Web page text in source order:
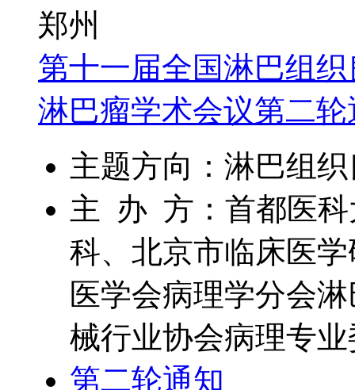
郑州
第十一届全国淋巴组
淋巴瘤学术会议第二轮
主题方向：淋巴组
主 办 方：首都医科
科、北京市临床医
医学会病理学分会
械行业协会病理专
第二轮通知